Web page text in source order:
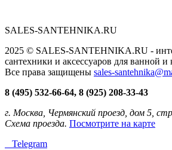
SALES-SANTEHNIKA.RU
2025 © SALES-SANTEHNIKA.RU -
сантехники и аксессуаров для ванной и
Все права защищены sales-
8 (495) 532-66-64, 8 (925) 208-33-43
г. Москва, Чермянский проезд, дом 5,
Схема проезда. Посмотрите на карте
Telegram